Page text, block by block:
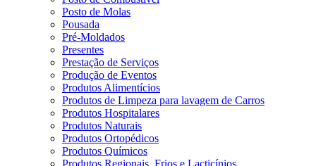
Posto de Molas
Pousada
Pré-Moldados
Presentes
Prestação de Serviços
Produção de Eventos
Produtos Alimentícios
Produtos de Limpeza para lavagem de Carros
Produtos Hospitalares
Produtos Naturais
Produtos Ortopédicos
Produtos Químicos
Produtos Regionais ,Frios e Lacticínios